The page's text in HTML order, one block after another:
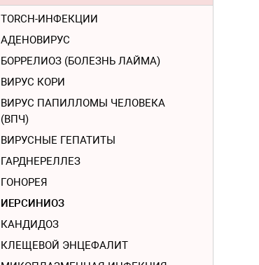
TORCH-ИНФЕКЦИИ
АДЕНОВИРУС
БОРРЕЛИОЗ (БОЛЕЗНЬ ЛАЙМА)
ВИРУС КОРИ
ВИРУС ПАПИЛЛОМЫ ЧЕЛОВЕКА
(ВПЧ)
ВИРУСНЫЕ ГЕПАТИТЫ
ГАРДНЕРЕЛЛЕЗ
ГОНОРЕЯ
ИЕРСИНИОЗ
КАНДИДОЗ
КЛЕЩЕВОЙ ЭНЦЕФАЛИТ